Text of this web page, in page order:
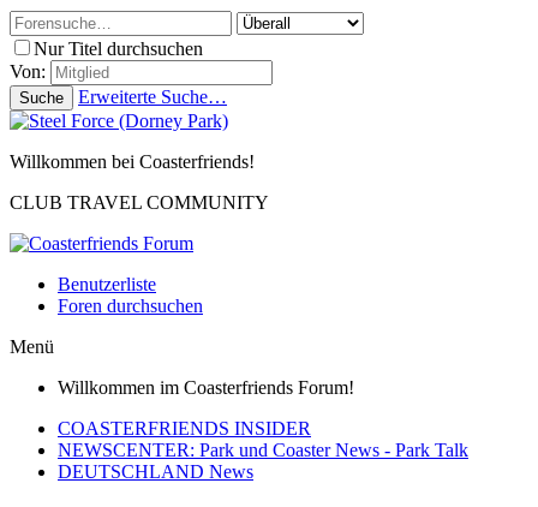
Nur Titel durchsuchen
Von:
Suche Erweiterte Suche…
Willkommen bei Coasterfriends!
CLUB TRAVEL COMMUNITY
Benutzerliste
Foren durchsuchen
Menü
Willkommen im Coasterfriends Forum!
COASTERFRIENDS INSIDER
NEWSCENTER: Park und Coaster News - Park Talk
DEUTSCHLAND News